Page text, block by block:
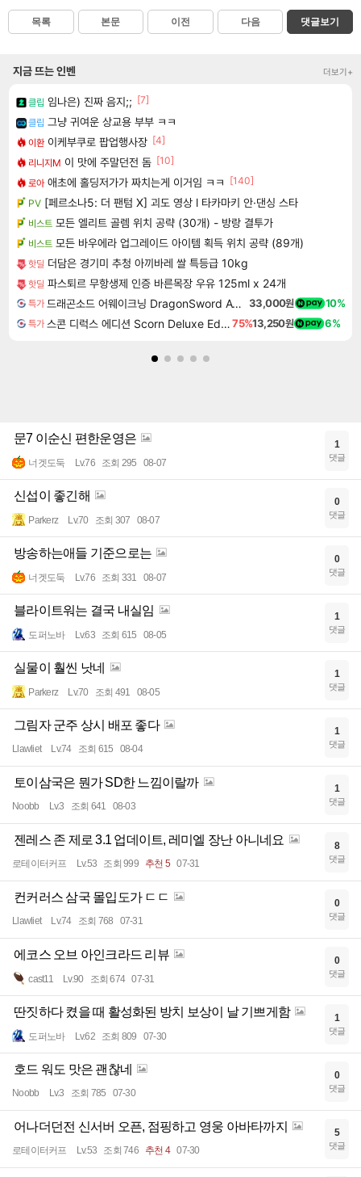
목록 본문 이전 다음 댓글보기
지금 뜨는 인벤 더보기+
클립 임나은) 진짜 음지;; [7]
클립 그냥 귀여운 상교용 부부 ㅋㅋ
이환 이케부쿠로 팝업행사장 [4]
리니지M 이 맛에 주말던전 돔 [10]
로아 애초에 홀딩저가가 짜치는게 이거임 ㅋㅋ
[140]
PV [페르소나5: 더 팬텀 X] 괴도 영상 l 타카마키 안·댄싱 스타
비스트 모든 엘리트 골렘 위치 공략 (30개) - 방랑 결투가
비스트 모든 바우에라 업그레이드 아이템 획득 위치 공략 (89개)
핫딜 더담은 경기미 추청 아끼바레 쌀 특등급 10kg
핫딜 파스퇴르 무항생제 인증 바른목장 우유 125ml x 24개
특가 드래곤소드 어웨이크닝 DragonSword Awakening 33,000원 10%
특가 스콘 디럭스 에디션 Scorn Deluxe Edition75%13,250원 6%
문7 이순신 편한운영은
너겟도둑 Lv.76 조회 295 08-07
1
댓글
신섭이 좋긴해
Parkerz Lv.70 조회 307 08-07
0
댓글
방송하는애들 기준으로는
너겟도둑 Lv.76 조회 331 08-07
0
댓글
블라이트워는 결국 내실임
도퍼노바 Lv.63 조회 615 08-05
1
댓글
실물이 훨씬 낫네
Parkerz Lv.70 조회 491 08-05
1
댓글
그림자 군주 상시 배포 좋다
Llawliet Lv.74 조회 615 08-04
1
댓글
토이삼국은 뭔가 SD한 느낌이랄까
Noobb Lv.3 조회 641 08-03
1
댓글
젠레스 존 제로 3.1 업데이트, 레미엘 장난 아니네요
로테이터커프 Lv.53 조회 999 추천 5 07-31
8
댓글
컨커러스 삼국 몰입도가 ㄷㄷ
Llawliet Lv.74 조회 768 07-31
0
댓글
에코스 오브 아인크라드 리뷰
cast11 Lv.90 조회 674 07-31
0
댓글
딴짓하다 켰을 때 활성화된 방치 보상이 날 기쁘게함
도퍼노바 Lv.62 조회 809 07-30
1
댓글
호드 워도 맛은 괜찮네
Noobb Lv.3 조회 785 07-30
0
댓글
어나더던전 신서버 오픈, 점핑하고 영웅 아바타까지
로테이터커프 Lv.53 조회 746 추천 4 07-30
5
댓글